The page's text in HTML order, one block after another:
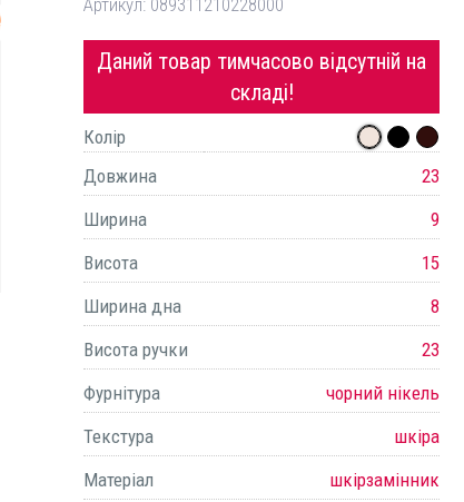
Даний товар тимчасово відсутній на
складі!
Колір
Довжина
23
Ширина
9
Висота
15
Ширина дна
8
Висота ручки
23
Фурнітура
чорний нікель
Текстура
шкіра
Матеріал
шкірзамінник